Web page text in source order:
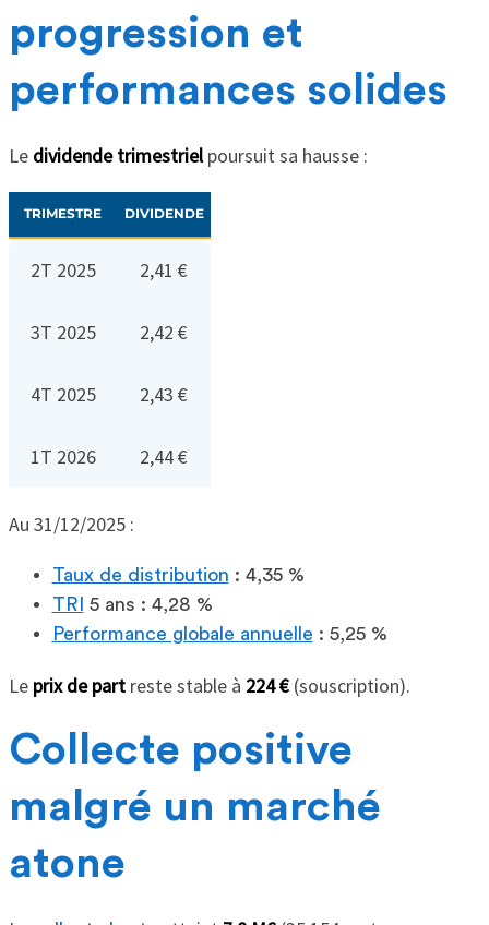
progression et
performances solides
Le dividende trimestrielpoursuit sa hausse :
TRIMESTRE DIVIDENDE
2T 2025 2,41 €
3T 2025 2,42 €
4T 2025 2,43 €
1T 2026 2,44 €
Au 31/12/2025 :
Taux de distribution : 4,35 %
TRI
5 ans : 4,28 %
Performance globale annuelle : 5,25 %
Le prix de partreste stable à 224 €(souscription).
Collecte positive
malgré un marché
atone